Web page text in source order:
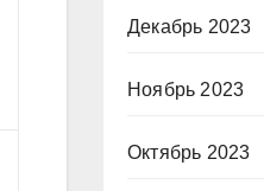
Декабрь 2023
Ноябрь 2023
Октябрь 2023